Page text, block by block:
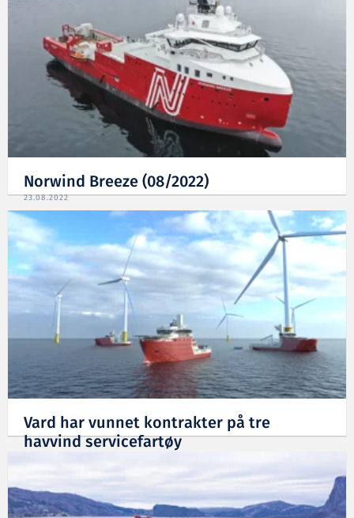
Norwind Breeze (08/2022)
23.08.2022
Vard har vunnet kontrakter på tre
havvind servicefartøy